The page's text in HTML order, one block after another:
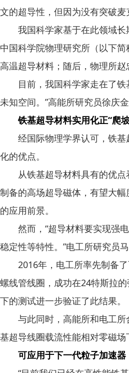
文的超导性，但因为没有突破麦
我国科学家基于在此领域长
中国科学院物理研究所（以下
高温超导材料；随后，物理所
目前，我国科学家走在了铁
未知空间。”高能所研究员徐庆金
铁基超导材料实用化正“爬
经国际物理学界认可，铁基
化的优点。
从铁基超导材料具有的优点
制备的高场超导磁体，有望大
的应用前景。
然而，“超导材料要实现强电
稳定性等特性。”电工所研究员马
2016年，电工所率先制备了
螺线管线圈，成功在24特斯拉
下的测试进一步验证了此结果。
与此同时，高能所和电工所
基超导线圈载流性能相对零磁场
可应用于下一代粒子加速器